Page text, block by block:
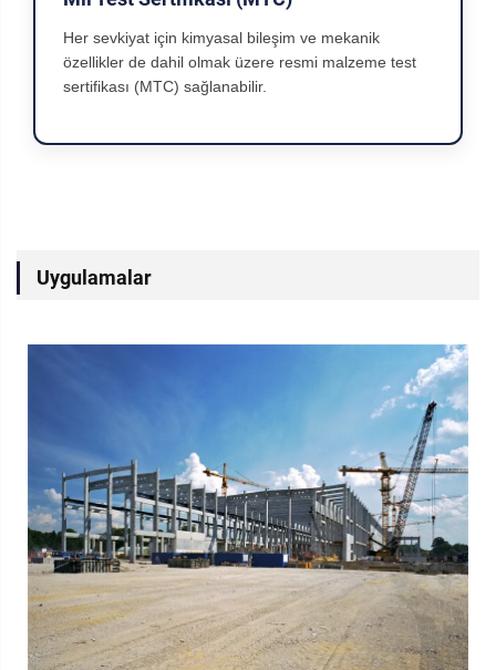
Her sevkiyat için kimyasal bileşim ve mekanik
özellikler de dahil olmak üzere resmi malzeme test
sertifikası (MTC) sağlanabilir.
Uygulamalar